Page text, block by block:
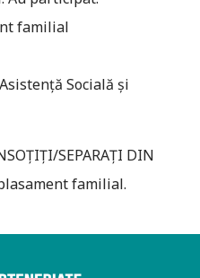
familial
Socială și
SEPARAȚI DIN
familial.